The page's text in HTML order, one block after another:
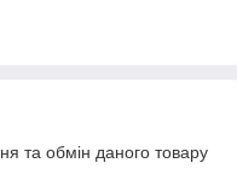
та обмін даного товару